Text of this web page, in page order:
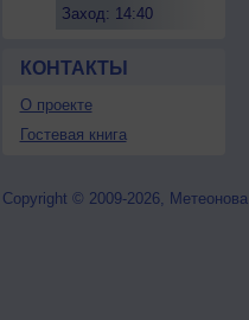
Заход: 14:40
КОНТАКТЫ
О проекте
Гостевая книга
Copyright © 2009-2026, Метеонова